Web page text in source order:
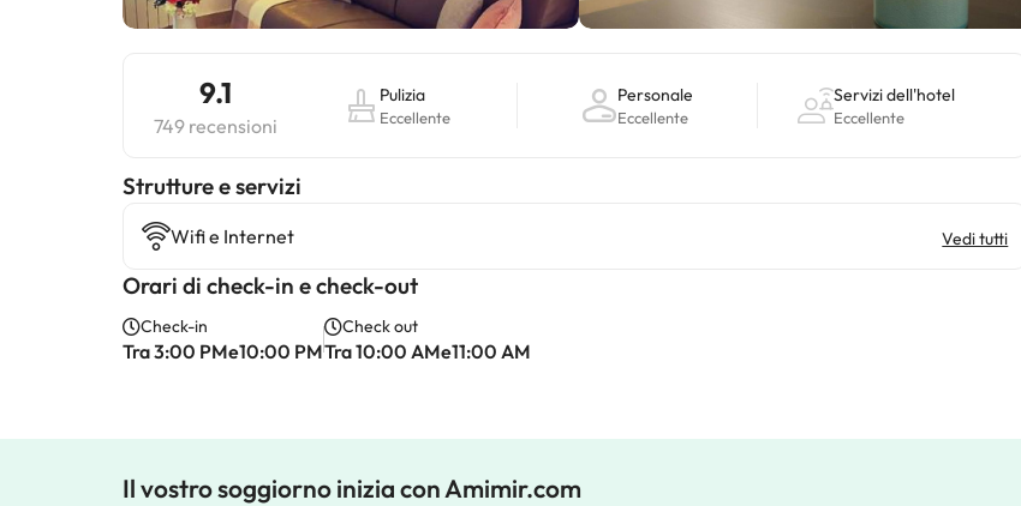
9.1
749 recensioni
Pulizia
Eccellente
Personale
Eccellente
Servizi dell'hotel
Eccellente
​Strutture e servizi
Wifi e Internet Vedi tutti
Orari di check-in e check-out
Check-in
Tra 3:00 PMe10:00 PM
Check out
Tra 10:00 AMe11:00 AM
Il vostro soggiorno inizia con Amimir.com